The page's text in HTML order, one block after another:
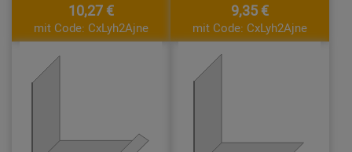
10,27 €
mit Code: CxLyh2Ajne
9,35 €
mit Code: CxLyh2Ajne